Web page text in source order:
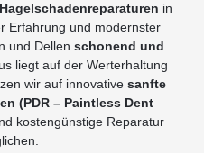
in
Erfahrung und modernster
und Dellen schonend und
liegt auf der Werterhaltung
wir auf innovative sanfte
(PDR – Paintless Dent
kostengünstige Reparatur